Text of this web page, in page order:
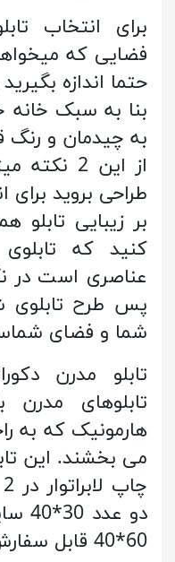
برای انتخاب
فضایی که
حتما اندازه
بنا به سبک
به چیدمان و رنگ
از این 2
طراحی بروید
بر زیبایی
کنید که
عناصری است در
پس طرح
شما و فضای
تابلو مدرن
تابلوهای
هارمونیک که به
60*40 قابل سفارش می باشد.